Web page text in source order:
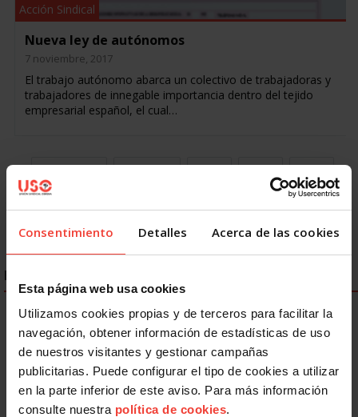
Consentimiento Detalles Acerca de las cookies
Esta página web usa cookies
Utilizamos cookies propias y de terceros para facilitar la
navegación, obtener información de estadísticas de uso
de nuestros visitantes y gestionar campañas
publicitarias. Puede configurar el tipo de cookies a utilizar
en la parte inferior de este aviso. Para más información
consulte nuestra política de cookies.
Acción Sindical
Nueva ley de autónomos
7 noviembre, 2017
El trabajo autónomo abarca un colectivo de trabajadoras y
trabajadores de innegable importancia dentro del tejido
empresarial español, el cual…
« Primero Anterior 452 453
454
455
460
ENLACES DESTACADOS